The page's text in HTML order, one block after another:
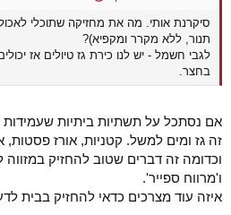
סיקרנת אותי. מה את מחזיקה שתוכלי
תנור, ללא מקרר ומקפיא)?
לגבי חשמל - יש לנו כירת גז טיולים אז
בחצר.
אם נסתכל על תשתיות ביתיות
זה גז ומים למשל. קטניות, אורז פסטות,
וכדומה זה דברים שטוב להחזיק
ו'מרווח ספייר'.
איזה עוד מצרכים כדאי להחזיק בבית